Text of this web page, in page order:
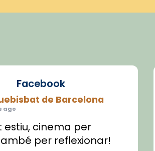
Facebook
de Barcelona
ago
estiu, cinema per
per reflexionar!